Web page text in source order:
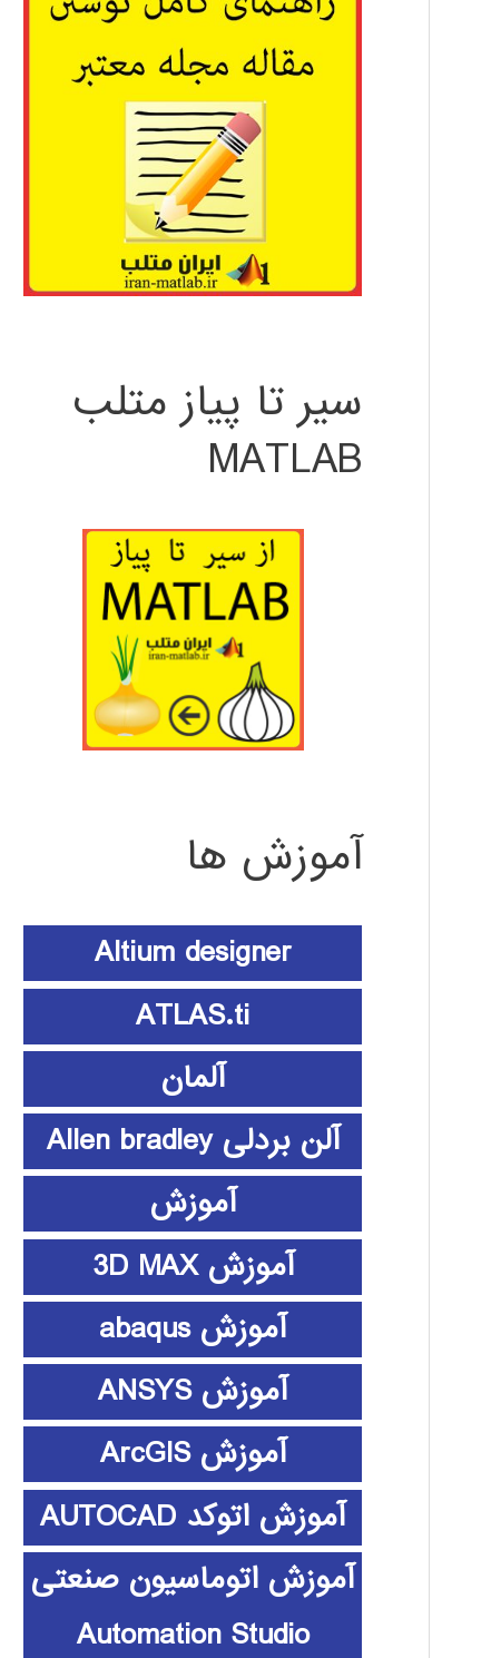
سیر تا پیاز متلب
MATLAB
آموزش ها
Altium designer
ATLAS.ti
آلمان
آلن بردلی Allen bradley
آموزش
آموزش 3D MAX
آموزش abaqus
آموزش ANSYS
آموزش ArcGIS
آموزش اتوکد AUTOCAD
آموزش اتوماسیون صنعتی
Automation Studio